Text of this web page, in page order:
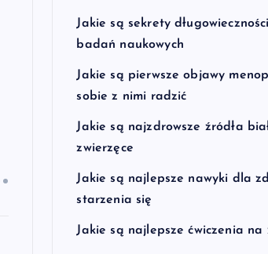
Jakie są sekrety
badań naukowych
Jakie są pierwsze objawy
sobie z nimi radzić
Jakie są najzdrowsze źródła
zwierzęce
Jakie są najlepsze nawyki dla
starzenia się
Jakie są najlepsze ćwiczenia na